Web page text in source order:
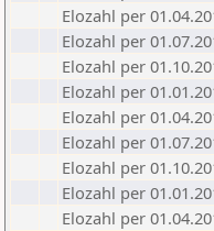
Elozahl per
Elozahl per
Elozahl per
Elozahl per
Elozahl per
Elozahl per
Elozahl per
Elozahl per
Elozahl per